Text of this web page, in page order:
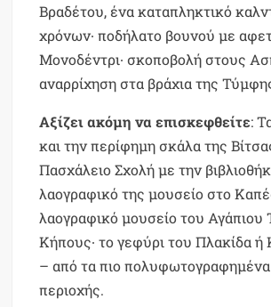
Βραδέτου, ένα καταπληκτικό
χρόνων∙ ποδήλατο βουνού με
Μονοδέντρι∙ σκοποβολή στους
αναρρίχηση στα βράχια της
Αξίζει ακόμη να επισκεφθείτε:
και την περίφημη σκάλα της
Πασχάλειο Σχολή με την
λαογραφικό της μουσείο στο
λαογραφικό μουσείο του Αγάπιου
Κήπους∙ το γεφύρι του Πλακίδα ή
– από τα πιο πολυφωτογραφημένα
περιοχής.